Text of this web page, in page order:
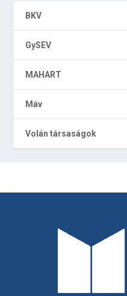
BKV
GySEV
MAHART
Máv
Volán társaságok